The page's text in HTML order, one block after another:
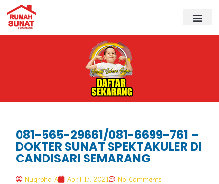
081-565-29661/081-6699-761 –
DOKTER SUNAT SPEKTAKULER DI
CANDISARI SEMARANG
Nugroho A April 17, 2021 No Comments